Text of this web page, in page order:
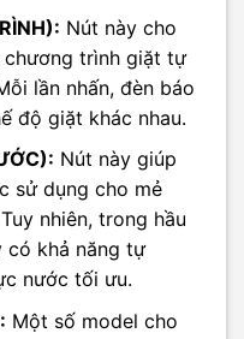
Nút này cho
chương trình giặt tự
lần nhấn, đèn báo
độ giặt khác nhau.
Nút này giúp
sử dụng cho mẻ
nhiên, trong hầu
có khả năng tự
nước tối ưu.
Một số model cho